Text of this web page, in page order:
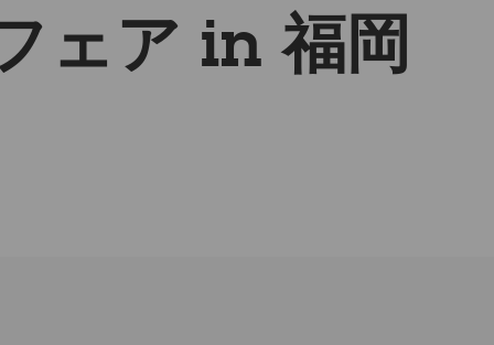
ェア in 福岡